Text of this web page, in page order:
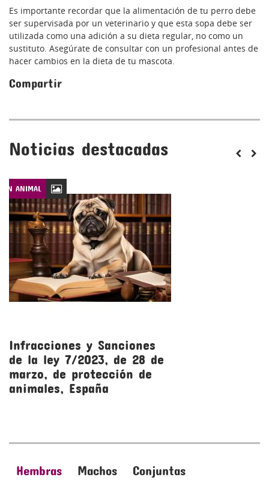
Es importante recordar que la alimentación de tu perro debe
ser supervisada por un veterinario y que esta sopa debe ser
utilizada como una adición a su dieta regular, no como un
sustituto. Asegúrate de consultar con un profesional antes de
hacer cambios en la dieta de tu mascota.
Compartir
Noticias destacadas
ANIMAL
Infracciones y Sanciones
de la ley 7/2023, de 28 de
marzo, de protección de
animales, España
Hembras Machos Conjuntas